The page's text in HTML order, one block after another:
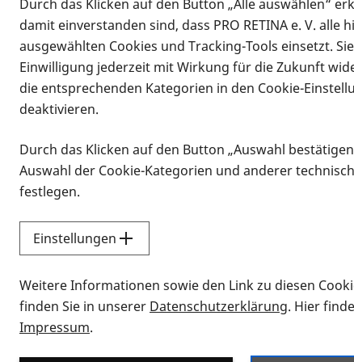
Infomaterial
Infomaterial
Vorlesen
Alle Infomaterialien
Sie möchten wissen, wie Sie nach
Durch das Klicken auf den Button „Alle auswählen“
damit einverstanden sind, dass PRO RETINA e. V. alle
ausgewählten Cookies und Tracking-Tools einsetzt.
Einwilligung jederzeit mit Wirkung für die Zukunft
die entsprechenden Kategorien in den Cookie-
deaktivieren.
Durch das Klicken auf den Button „Auswahl
Auswahl der Cookie-Kategorien und anderer
festlegen.
Einstellungen
Weitere Informationen sowie den Link zu diesen
finden Sie in unserer Datenschutzerklärung. Hier
Impressum.